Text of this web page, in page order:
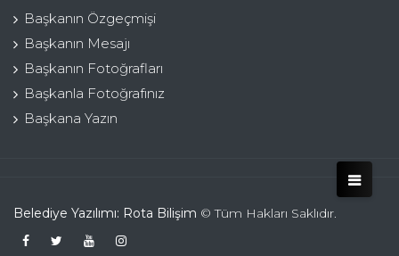
Başkanın Özgeçmişi
Başkanın Mesajı
Başkanın Fotoğrafları
Başkanla Fotoğrafınız
Başkana Yazın
Belediye Yazılımı: Rota Bilişim © Tüm Hakları Saklıdır.